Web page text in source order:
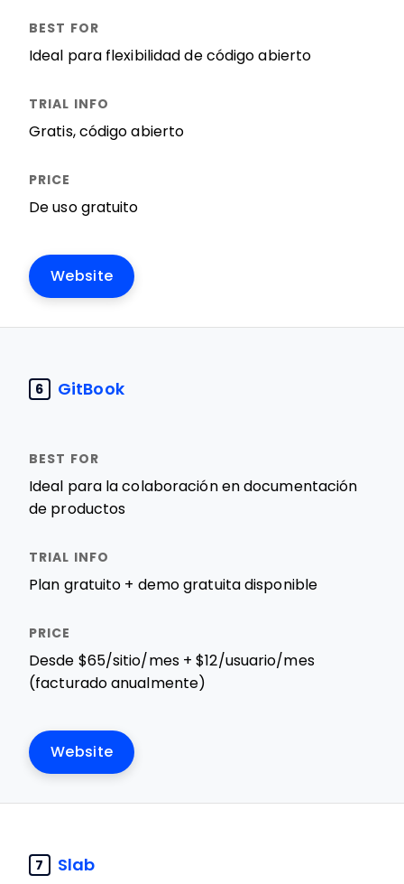
Ideal para flexibilidad de código abierto
Gratis, código abierto
De uso gratuito
Website
6 GitBook
Ideal para la colaboración en documentación
de productos
Plan gratuito + demo gratuita disponible
Desde $65/sitio/mes + $12/usuario/mes
(facturado anualmente)
Website
7 Slab